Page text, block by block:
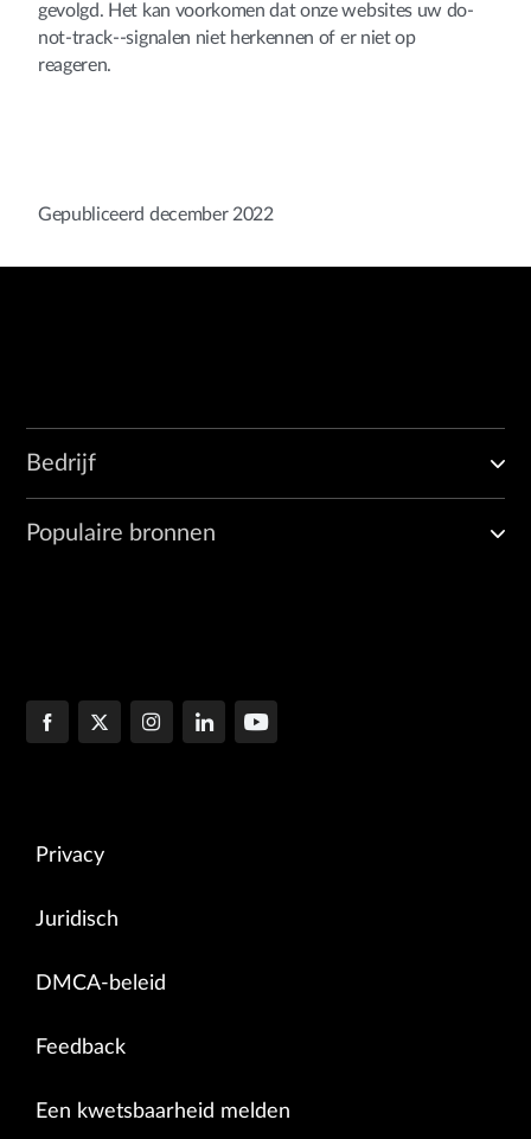
gevolgd. Het kan voorkomen dat onze websites uw do-
not-track--signalen niet herkennen of er niet op
reageren.
Gepubliceerd december 2022
Bedrijf
Populaire bronnen
Privacy
Juridisch
DMCA-beleid
Feedback
Een kwetsbaarheid melden